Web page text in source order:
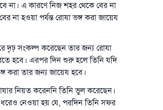
না। এ কারণে নিজ শহর থেকে বের না
না হওয়া পর্যন্ত রোযা ভঙ্গ করা জায়েয
দৃঢ় সংকল্প করেছেন তার জন্য রোযা
হবে। এরপর দিন শুরু হলে তিনি যদি
করা তার জন্য জায়েয হবে।
নিয়ত করেননি তিনি ভুল করেছেন।
ধরেও নেওয়া হয় যে, পরদিন তিনি সফর